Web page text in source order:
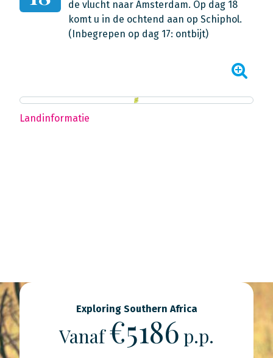
de vlucht naar Amsterdam. Op dag 18
komt u in de ochtend aan op Schiphol.
(Inbegrepen op dag 17: ontbijt)
Landinformatie
Exploring Southern Africa
Vanaf€5186 p.p.